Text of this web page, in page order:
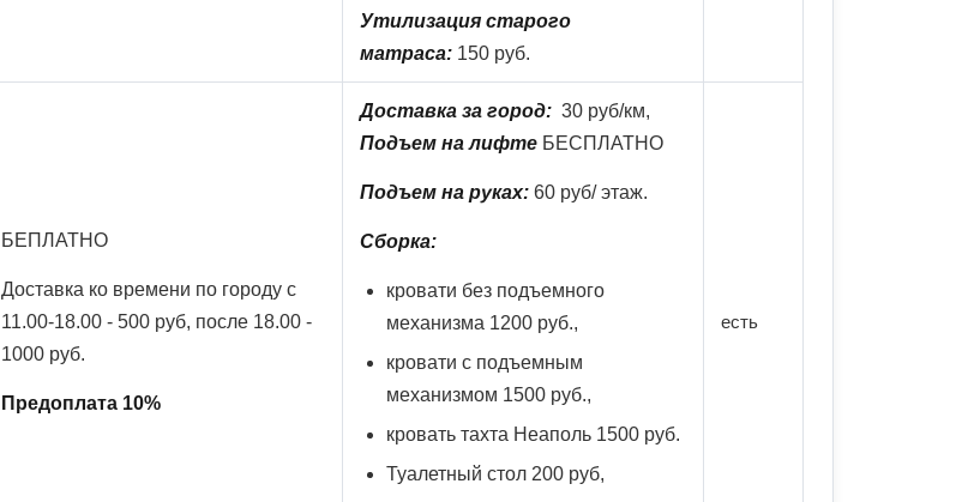
Утилизация старого
матраса: 150 руб.
БЕПЛАТНО
Доставка ко времени по городу с
11.00-18.00 - 500 руб, после 18.00 -
1000 руб.
Предоплата 10%
Доставка за город: 30 руб/км,
Подъем на лифте БЕСПЛАТНО
Подъем на руках: 60 руб/ этаж.
Сборка:
кровати без подъемного
механизма 1200 руб.,
кровати с подъемным
механизмом 1500 руб.,
кровать тахта Неаполь 1500 руб.
Туалетный стол 200 руб,
есть